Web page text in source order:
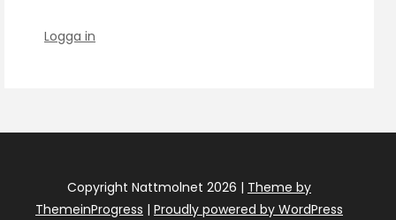
Logga in
Copyright Nattmolnet 2026 | Theme by
ThemeinProgress | Proudly powered by WordPress